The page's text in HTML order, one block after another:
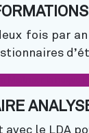
fois par
Maîtriser le risque
avec le LDA